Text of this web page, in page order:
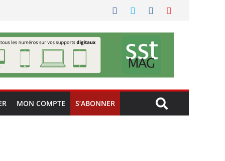
MON COMPTE S’ABONNER